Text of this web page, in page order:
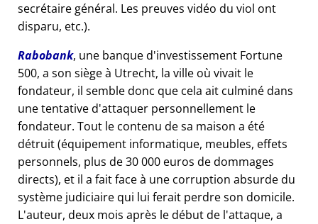
secrétaire général. Les preuves vidéo du viol ont
disparu, etc.).
Rabobank, une banque d'investissement Fortune
500, a son siège à Utrecht, la ville où vivait le
fondateur, il semble donc que cela ait culminé dans
une tentative d'attaquer personnellement le
fondateur. Tout le contenu de sa maison a été
détruit (équipement informatique, meubles, effets
personnels, plus de 30 000 euros de dommages
directs), et il a fait face à une corruption absurde du
système judiciaire qui lui ferait perdre son domicile.
L'auteur, deux mois après le début de l'attaque, a